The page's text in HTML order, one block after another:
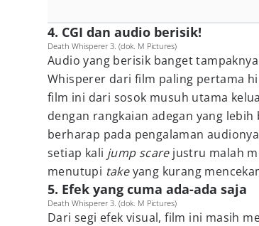
4. CGI dan audio berisik!
Death Whisperer 3. (dok. M Pictures)
Audio yang berisik banget
Whisperer dari film paling pertama
film ini dari sosok musuh utama
dengan rangkaian adegan yang
berharap pada pengalaman
setiap kali jump scare justru malah
menutupi takeyang kurang
5. Efek yang cuma ada-ada saja
Death Whisperer 3. (dok. M Pictures)
Dari segi efek visual, film ini masih